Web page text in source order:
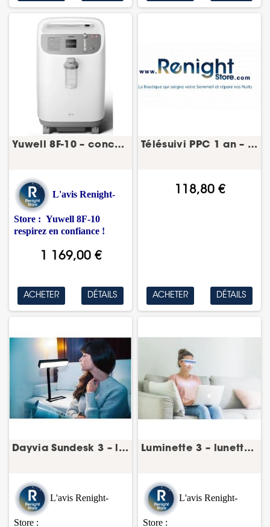
Yuwell 8F-10 – concentrateur d’oxygène 10 L
1 169,00 €
L'avis Renight-
Store : Yuwell 8F-10
respirez en confiance !
ACHETER DÉTAILS
Télésuivi PPC 1 an – suivi du traitement
118,80 €
ACHETER DÉTAILS
Dayvia Sundesk 3 – lampe de luminothérapie
L'avis Renight-
Store :
Luminette 3 – lunettes de luminothérapie
L'avis Renight-
Store :